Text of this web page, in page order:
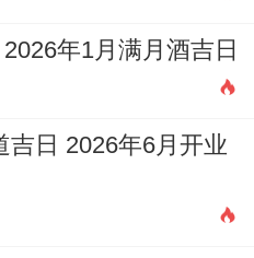
年1月满月酒吉日
吉日 2026年6月开业